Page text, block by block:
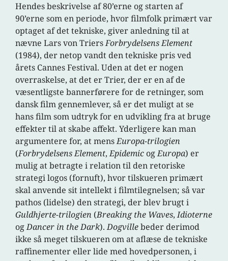
Hendes beskrivelse af 80’erne og starten af
90’erne som en periode, hvor filmfolk primært var
optaget af det tekniske, giver anledning til at
nævne Lars von TriersForbrydelsens Element
(1984), der netop vandt den tekniske pris ved
årets Cannes Festival. Uden at det er nogen
overraskelse, at det er Trier, der er en af de
væsentligste bannerførere for de retninger, som
dansk film gennemlever, så er det muligt at se
hans film som udtryk for en udvikling fra at bruge
effekter til at skabe affekt. Yderligere kan man
argumentere for, at mensEuropa-trilogien
(Forbrydelsens Element,Epidemic ogEuropa) er
mulig at betragte i relation til den retoriske
strategi logos (fornuft), hvor tilskueren primært
skal anvende sit intellekt i filmtilegnelsen; så var
pathos (lidelse) den strategi, der blev brugt i
Guldhjerte-trilogien (Breaking the Waves,Idioterne
ogDancer in the Dark).Dogvillebeder derimod
ikke så meget tilskueren om at aflæse de tekniske
raffinementer eller lide med hovedpersonen, i